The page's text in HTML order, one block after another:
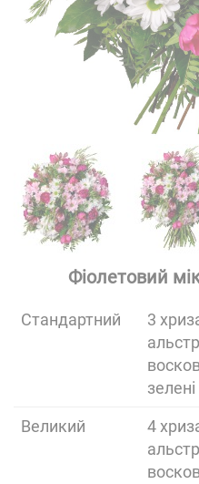
Фіолетовий
Cтандартний
3
Великий
4